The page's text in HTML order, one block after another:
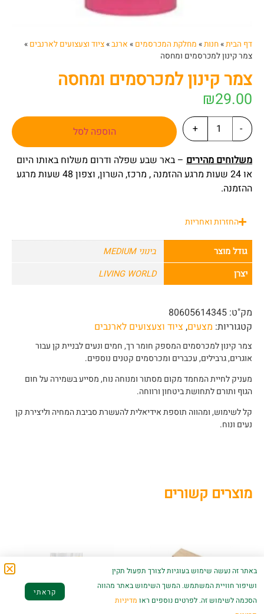
דף הבית»חנות» מחלקת המכרסמים » ארנב»ציוד וצעצועים לארנבים »
צמר קינון למכרסמים ומחסה
צמר קינון למכרסמים ומחסה
₪29.00
-
+
הוספה לסל
משלוחים מהירים – באר שבע שפלה ודרום משלוח באותו היום
או 24 שעות מרגע ההזמנה , מרכז, השרון, וצפון 48 שעות מרגע
ההזמנה.
החזרות ואחריות
גודל מוצר
בינוני MEDIUM
יצרן
LIVING WORLD
מק"ט: 80605614345
קטגוריות: מצעים, ציוד וצעצועים לארנבים
צמר קינון למכרסמים המספק חומר רך, חמים ונעים לבניית קן עבור
אוגרים, גרבילים, עכברים ומכרסמים קטנים נוספים.
מעניק לחיית המחמד מקום מסתור ומנוחה נוח, מסייע בשמירה על חום
הגוף ותורם לתחושת ביטחון ורווחה.
קל לשימוש, ומהווה תוספת אידיאלית להעשרת סביבת המחיה וליצירת קן
נעים ונוח.
מוצרים קשורים
באתר זה נעשה שימוש בעוגיות לצורך תפעול תקין
ושיפור חוויית המשתמש. המשך השימוש באתר מהווה
הסכמה לשימוש זה. לפרטים נוספים ראו מדיניות
קראתי